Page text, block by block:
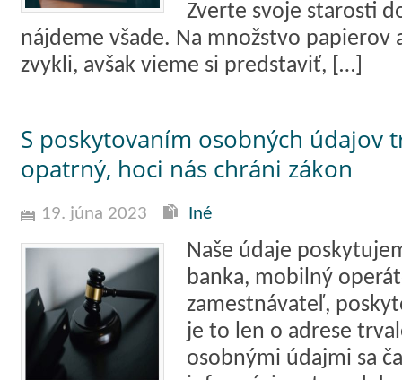
Zverte svoje starosti
nájdeme všade. Na množstvo papierov
zvykli, avšak vieme si predstaviť, […]
S poskytovaním osobných údajov
opatrný, hoci nás chráni zákon
19. júna 2023 Iné
Naše údaje
banka, mobilný
zamestnávateľ,
je to len o adrese
osobnými údajmi sa